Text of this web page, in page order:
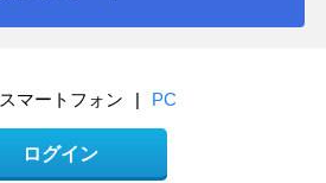
スマートフォン | PC
ログイン